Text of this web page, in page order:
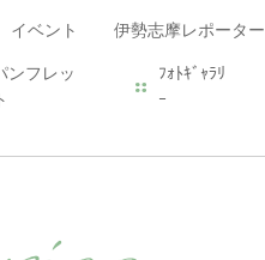
イベント 伊勢志摩レポーター
ンフレッ
ト
ﾌｫﾄｷﾞｬﾗﾘ
ｰ